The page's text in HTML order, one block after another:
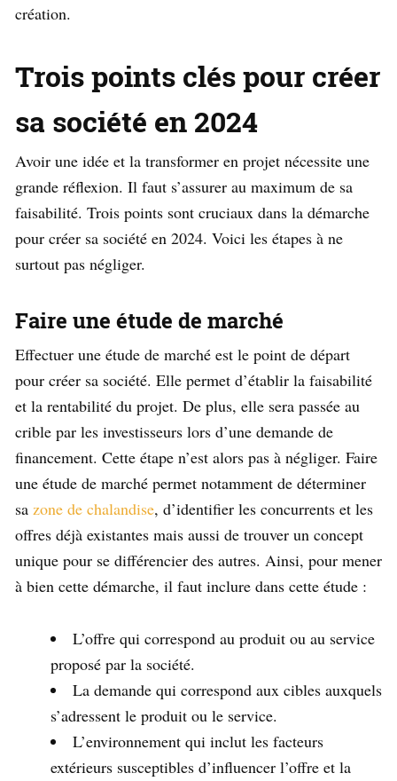
création.
Trois points clés pour créer
sa société en 2024
Avoir une idée et la transformer en projet nécessite une
grande réflexion. Il faut s’assurer au maximum de sa
faisabilité. Trois points sont cruciaux dans la démarche
pour créer sa société en 2024. Voici les étapes à ne
surtout pas négliger.
Faire une étude de marché
Effectuer une étude de marché est le point de départ
pour créer sa société. Elle permet d’établir la faisabilité
et la rentabilité du projet. De plus, elle sera passée au
crible par les investisseurs lors d’une demande de
financement. Cette étape n’est alors pas à négliger. Faire
une étude de marché permet notamment de déterminer
sa zone de chalandise, d’identifier les concurrents et les
offres déjà existantes mais aussi de trouver un concept
unique pour se différencier des autres. Ainsi, pour mener
à bien cette démarche, il faut inclure dans cette étude :
L’offre qui correspond au produit ou au service
proposé par la société.
La demande qui correspond aux cibles auxquels
s’adressent le produit ou le service.
L’environnement qui inclut les facteurs
extérieurs susceptibles d’influencer l’offre et la